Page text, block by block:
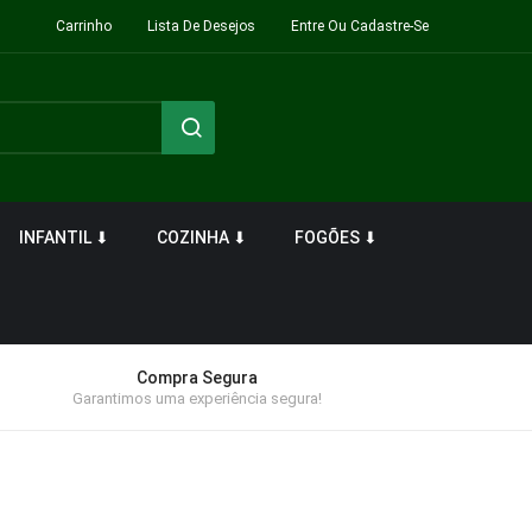
Carrinho Lista De Desejos Entre Ou Cadastre-Se
INFANTIL ⬇ COZINHA ⬇ FOGÕES ⬇
Compra Segura
Garantimos uma experiência segura!